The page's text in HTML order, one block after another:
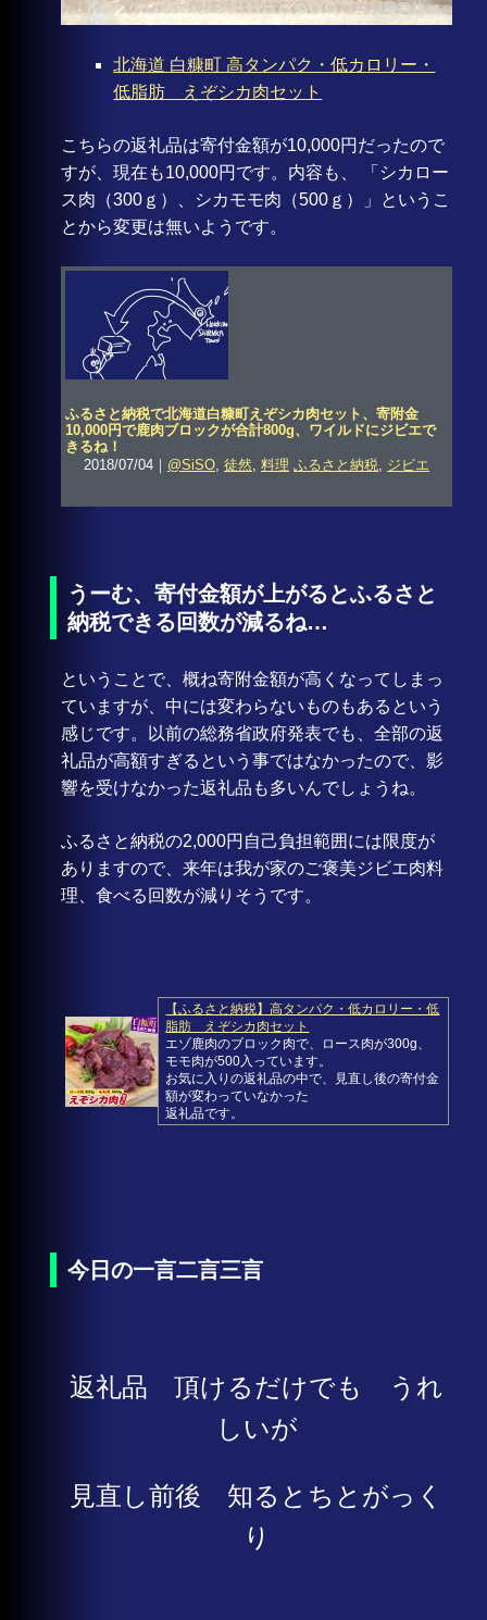
北海道 白糠町 高タンパク・低カロリー・
低脂肪 えぞシカ肉セット
こちらの返礼品は寄付金額が10,000円だったので
すが、現在も10,000円です。内容も、 「シカロー
ス肉（300ｇ）、シカモモ肉（500ｇ）」というこ
とから変更は無いようです。
ふるさと納税で北海道白糠町えぞシカ肉セット、寄附金
10,000円で鹿肉ブロックが合計800g、ワイルドにジビエで
きるね！
2018/07/04｜ @SiSO, 徒然, 料理 ふるさと納税, ジビエ
うーむ、寄付金額が上がるとふるさと
納税できる回数が減るね…
ということで、概ね寄附金額が高くなってしまっ
ていますが、中には変わらないものもあるという
感じです。以前の総務省政府発表でも、全部の返
礼品が高額すぎるという事ではなかったので、影
響を受けなかった返礼品も多いんでしょうね。
ふるさと納税の2,000円自己負担範囲には限度が
ありますので、来年は我が家のご褒美ジビエ肉料
理、食べる回数が減りそうです。
【ふるさと納税】高タンパク・低カロリー・低
脂肪 えぞシカ肉セット
エゾ鹿肉のブロック肉で、ロース肉が300g、
モモ肉が500入っています。
お気に入りの返礼品の中で、見直し後の寄付金
額が変わっていなかった
返礼品です。
今日の一言二言三言
返礼品 頂けるだけでも うれ
しいが
見直し前後 知るとちとがっく
り